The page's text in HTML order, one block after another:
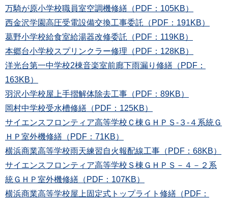
万騎が原小学校職員室空調機修繕（PDF：105KB）
西金沢学園高圧受電設備交換工事委託（PDF：191KB）
葛野小学校給食室給湯器改修委託（PDF：119KB）
本郷台小学校スプリンクラー修理（PDF：128KB）
洋光台第一中学校2棟音楽室前廊下雨漏り修繕（PDF：
163KB）
羽沢小学校屋上手摺解体除去工事（PDF：89KB）
岡村中学校受水槽修繕（PDF：125KB）
サイエンスフロンティア高等学校Ｃ棟ＧＨＰＳ‐３‐４系統Ｇ
ＨＰ室外機修繕（PDF：71KB）
横浜商業高等学校雨天練習自火報配線工事（PDF：68KB）
サイエンスフロンティア高等学校Ｓ棟ＧＨＰＳ－４－２系
統ＧＨＰ室外機修繕（PDF：107KB）
横浜商業高等学校屋上固定式トップライト修繕（PDF：